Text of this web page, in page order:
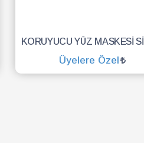
Üyelere Özel